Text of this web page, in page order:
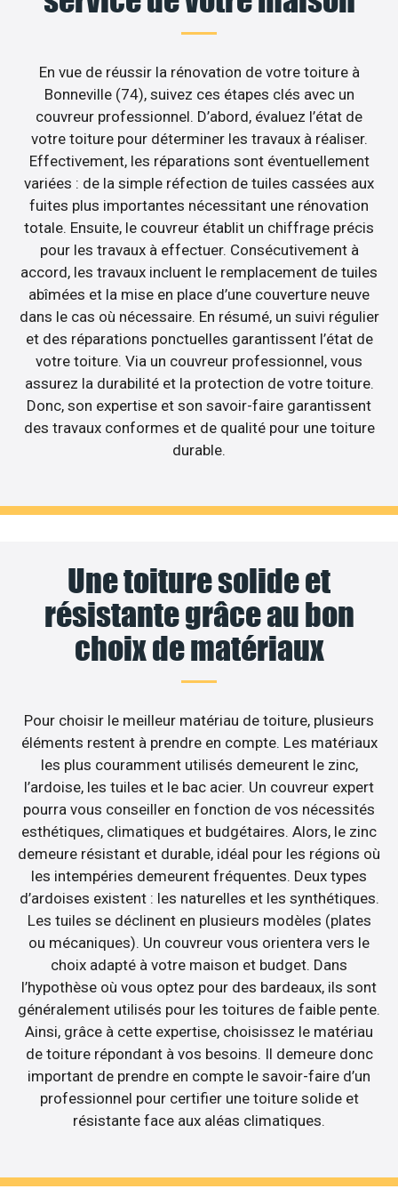
En vue de réussir la rénovation de votre toiture à
Bonneville (74), suivez ces étapes clés avec un
couvreur professionnel. D’abord, évaluez l’état de
votre toiture pour déterminer les travaux à réaliser.
Effectivement, les réparations sont éventuellement
variées : de la simple réfection de tuiles cassées aux
fuites plus importantes nécessitant une rénovation
totale. Ensuite, le couvreur établit un chiffrage précis
pour les travaux à effectuer. Consécutivement à
accord, les travaux incluent le remplacement de tuiles
abîmées et la mise en place d’une couverture neuve
dans le cas où nécessaire. En résumé, un suivi régulier
et des réparations ponctuelles garantissent l’état de
votre toiture. Via un couvreur professionnel, vous
assurez la durabilité et la protection de votre toiture.
Donc, son expertise et son savoir-faire garantissent
des travaux conformes et de qualité pour une toiture
durable.
Une toiture solide et
résistante grâce au bon
choix de matériaux
Pour choisir le meilleur matériau de toiture, plusieurs
éléments restent à prendre en compte. Les matériaux
les plus couramment utilisés demeurent le zinc,
l’ardoise, les tuiles et le bac acier. Un couvreur expert
pourra vous conseiller en fonction de vos nécessités
esthétiques, climatiques et budgétaires. Alors, le zinc
demeure résistant et durable, idéal pour les régions où
les intempéries demeurent fréquentes. Deux types
d’ardoises existent : les naturelles et les synthétiques.
Les tuiles se déclinent en plusieurs modèles (plates
ou mécaniques). Un couvreur vous orientera vers le
choix adapté à votre maison et budget. Dans
l’hypothèse où vous optez pour des bardeaux, ils sont
généralement utilisés pour les toitures de faible pente.
Ainsi, grâce à cette expertise, choisissez le matériau
de toiture répondant à vos besoins. Il demeure donc
important de prendre en compte le savoir-faire d’un
professionnel pour certifier une toiture solide et
résistante face aux aléas climatiques.